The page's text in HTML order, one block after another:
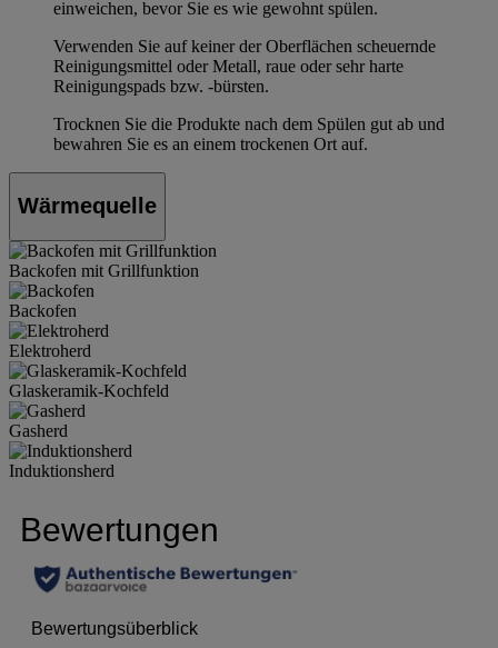
einweichen, bevor Sie es wie gewohnt spülen.
Verwenden Sie auf keiner der Oberflächen scheuernde
Reinigungsmittel oder Metall, raue oder sehr harte
Reinigungspads bzw. -bürsten.
Trocknen Sie die Produkte nach dem Spülen gut ab und
bewahren Sie es an einem trockenen Ort auf.
Wärmequelle
Backofen mit Grillfunktion
Backofen
Elektroherd
Glaskeramik-Kochfeld
Gasherd
Induktionsherd